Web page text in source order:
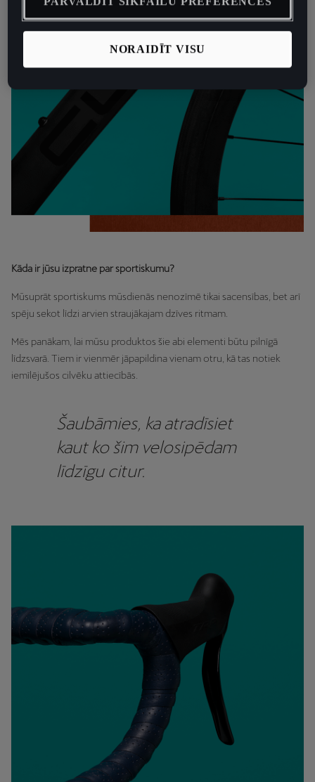
Kāda ir jūsu izpratne par sportiskumu?
Mūsuprāt sportiskums mūsdienās nenozīmē tikai sacensības, bet arī
spēju sekot līdzi arvien straujākajam dzīves ritmam.
Mēs panākam, lai mūsu produktos šie abi elementi būtu pilnīgā
līdzsvarā. Tiem ir vienmēr jāpapildina vienam otru, kā tas notiek
iemīlējušos cilvēku attiecībās.
Šaubāmies, ka atradīsiet
kaut ko šim velosipēdam
līdzīgu citur.
NORAIDĪT VISU